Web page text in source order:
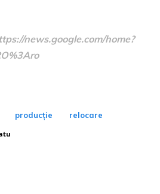
news.google.com/home?
producție relocare